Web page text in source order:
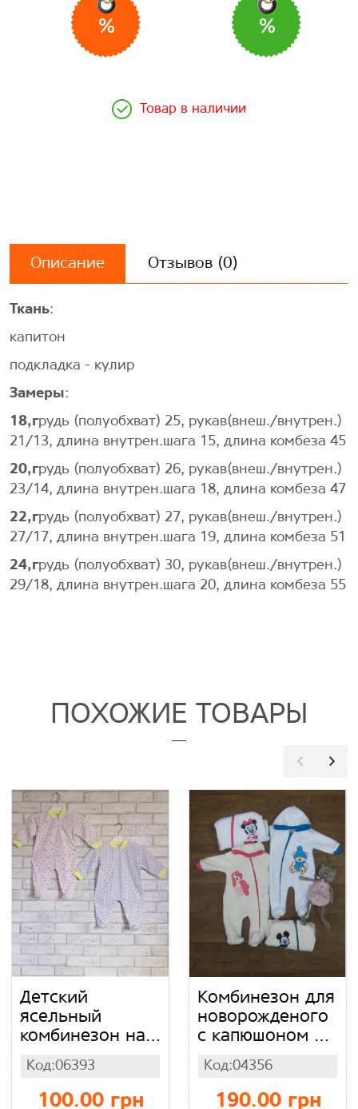
% %
Товар в наличии
Описание Отзывов (0)
Ткань:
капитон
подкладка - кулир
Замеры:
18,грудь (полуобхват) 25, рукав(внеш./внутрен.)
21/13, длина внутрен.шага 15, длина комбеза 45
20,грудь (полуобхват) 26, рукав(внеш./внутрен.)
23/14, длина внутрен.шага 18, длина комбеза 47
22,грудь (полуобхват) 27, рукав(внеш./внутрен.)
27/17, длина внутрен.шага 19, длина комбеза 51
24,грудь (полуобхват) 30, рукав(внеш./внутрен.)
29/18, длина внутрен.шага 20, длина комбеза 55
ПОХОЖИЕ ТОВАРЫ
Детский
ясельный
комбинезон на
молнии цветной
с манжетами,
хлопок кулир
Код:06393
100.00 грн
Комбинезон для
новорожденого
с капюшоном на
молнии, махра
Код:04356
190.00 грн